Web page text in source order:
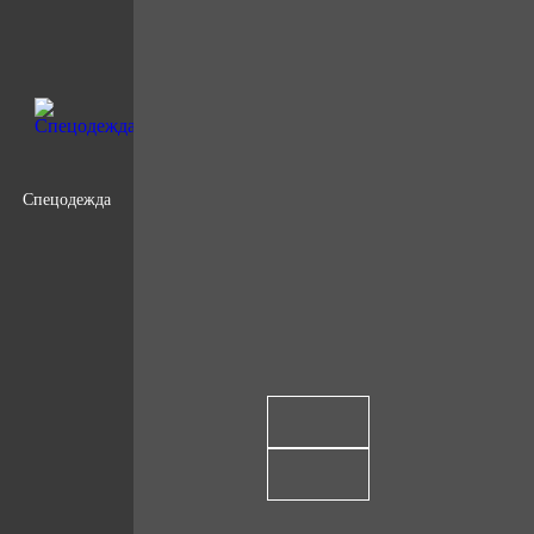
Спецодежда